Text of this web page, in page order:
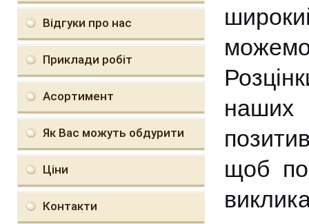
Відгуки про нас
Приклади робіт
Асортимент
Як Вас можуть обдурити
Ціни
Контакти
наших
щоб по